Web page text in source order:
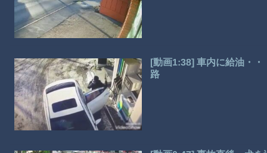
[動画1:38] 車内に給油・
路